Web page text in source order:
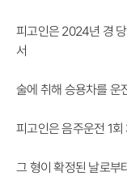
피고인은 2024년 경
서
술에 취해 승용차를 운
피고인은 음주운전 1
그 형이 확정된 날로부